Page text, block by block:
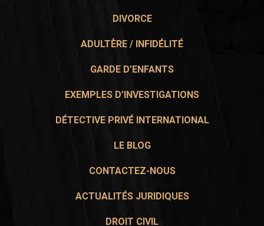
DIVORCE
ADULTÈRE / INFIDÉLITÉ
GARDE D’ENFANTS
EXEMPLES D’INVESTIGATIONS
DÉTECTIVE PRIVÉ INTERNATIONAL
LE BLOG
CONTACTEZ-NOUS
ACTUALITÉS JURIDIQUES
DROIT CIVIL